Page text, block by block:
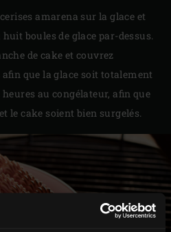
amarena sur la glace et
boules de glace par-dessus.
de cake et couvrez
afin que la glace soit totalement
heures au congélateur, afin que
le cake soient bien surgelés.